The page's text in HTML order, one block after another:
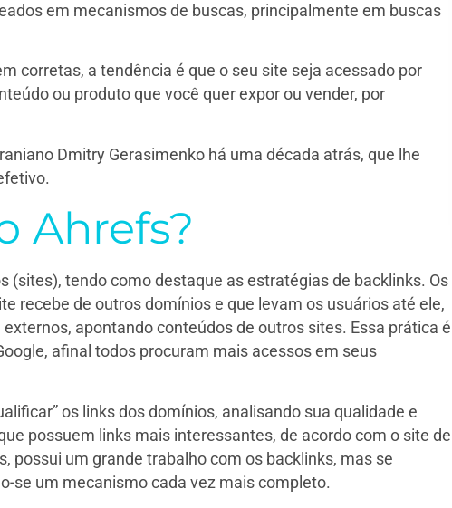
em mecanismos de buscas, principalmente em buscas
corretas, a tendência é que o seu site seja acessado por
ou produto que você quer expor ou vender, por
Dmitry Gerasimenko há uma década atrás, que lhe
Ahrefs?
(sites), tendo como destaque as estratégias de backlinks. Os
recebe de outros domínios e que levam os usuários até ele,
apontando conteúdos de outros sites. Essa prática é
afinal todos procuram mais acessos em seus
os links dos domínios, analisando sua qualidade e
possuem links mais interessantes, de acordo com o site de
possui um grande trabalho com os backlinks, mas se
se um mecanismo cada vez mais completo.